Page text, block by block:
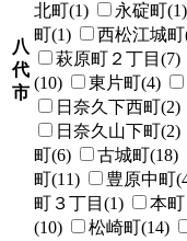
八
代
市
北町(1)
永碇町(1)
町(1)
西松江城町
萩原町２丁目(7)
(10)
東片町(4)
日奈久下西町(2)
日奈久山下町(2)
町(6)
古城町(18)
町(11)
豊原中町
町３丁目(1)
本
(10)
松崎町(14)